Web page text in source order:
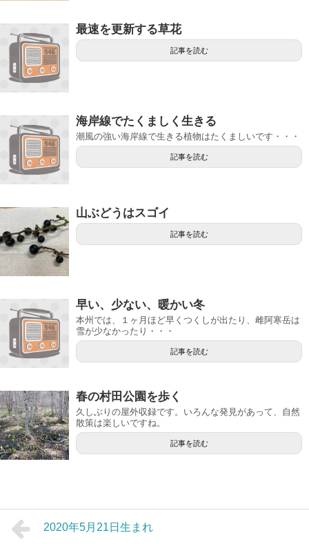
最速を更新する草花
記事を読む
海岸線でたくましく生きる
潮風の強い海岸線で生きる植物はたくましいです・・・
記事を読む
山ぶどうはスゴイ
記事を読む
早い、少ない、暖かい冬
本州では、１ヶ月ほど早くつくしが出たり、雌阿寒岳は
雪が少なかったり・・・
記事を読む
春の村田公園を歩く
久しぶりの屋外収録です。いろんな発見があって、自然
散策は楽しいですね。
記事を読む
2020年5月21日生まれ